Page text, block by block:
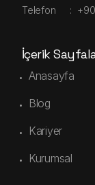
Telefon
:
İçerik
Anasayfa
Blog
Kariyer
Kurumsal